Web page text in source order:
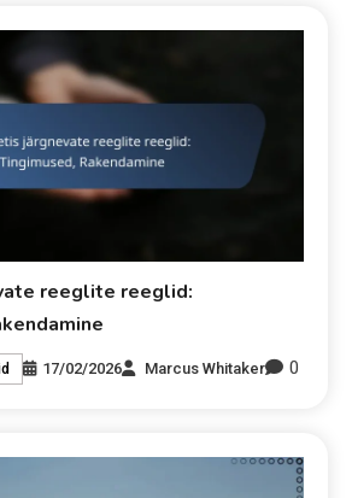
reeglite reeglid:
17/02/2026 Marcus Whitaker 0